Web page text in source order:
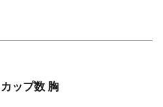
ップ数 胸